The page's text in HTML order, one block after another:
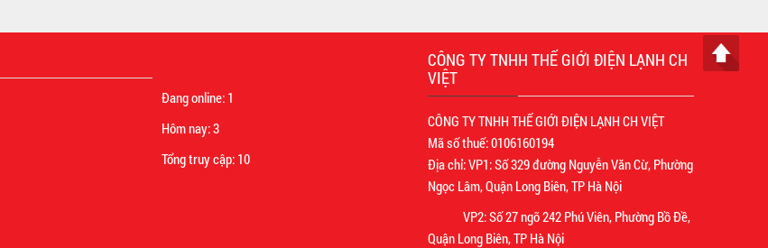
Đang online: 1
Hôm nay:3
Tổng truy cập: 10
CÔNG TY TNHH THẾ GIỚI ĐIỆN LẠNH CH
VIỆT
CÔNG TY TNHH THẾ GIỚI ĐIỆN LẠNH CH VIỆT
Mã số thuế: 0106160194
Địa chỉ: VP1: Số 329 đường Nguyễn Văn Cừ, Phường
Ngọc Lâm, Quận Long Biên, TP Hà Nội
VP2: Số 27 ngõ 242 Phú Viên, Phường Bồ Đề,
Quận Long Biên, TP Hà Nội